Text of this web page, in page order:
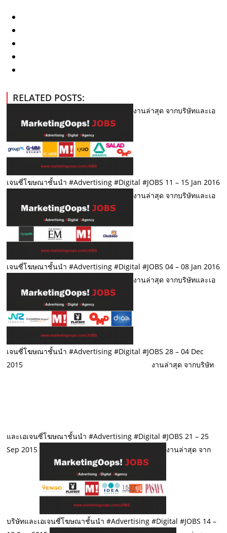
RELATED POSTS:
งานล่าสุด จากบริษัทและเอ
เจนซี่โฆษณาชั้นนำ #Advertising #Digital #JOBS 11 – 15 Jan 2016
งานล่าสุด จากบริษัทและเอ
เจนซี่โฆษณาชั้นนำ #Advertising #Digital #JOBS 04 – 08 Jan 2016
งานล่าสุด จากบริษัทและเอ
เจนซี่โฆษณาชั้นนำ #Advertising #Digital #JOBS 28 – 04 Dec
2015
งานล่าสุด จากบริษัท
และเอเจนซี่โฆษณาชั้นนำ #Advertising #Digital #JOBS 21 – 25
Sep 2015
งานล่าสุด จาก
บริษัทและเอเจนซี่โฆษณาชั้นนำ #Advertising #Digital #JOBS 14 –